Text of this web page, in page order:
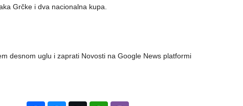
Grčke i dva nacionalna kupa.
desnom uglu i zaprati Novosti na Google News platformi